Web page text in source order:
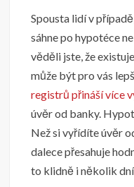
Spousta lidí v
sáhne po hypotéce
věděli jste, že
může být pro vás
registrů přináší více
úvěr od banky.
Než si vyřídíte úvěr
dalece přesahuje
to klidně i několik